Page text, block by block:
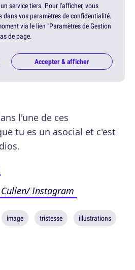
service tiers. Pour l'afficher, vous
dans vos paramètres de confidentialité.
via le lien "Paramètres de Gestion
de page.
Accepter & afficher
l'une de ces
tu es un asocial et c'est
Cullen/ Instagram
image tristesse illustrations